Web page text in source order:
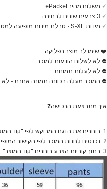
☑️ משלוח מהיר ePacket
☑️
☑️ מידות S -XL - טבלת מידות מופיעה למטה
❤️ שימו לב מוצר רפליקה
⛔ לא לשלוח הודעות למוכר
⛔ לא לעלות תמונות
⛔ המוכר מעלה בכוונה תמונה אחרת - לא
איך מתבצעת הרכישה❓
1. בוחרים את הדגם המבוקש לפי "קוד המוצר"
2. נכנסים לחנות המוכר לפי הקישור המופיע
3. בתוך קוביות הצבע בוחרים "קוד המוצר" + מידה